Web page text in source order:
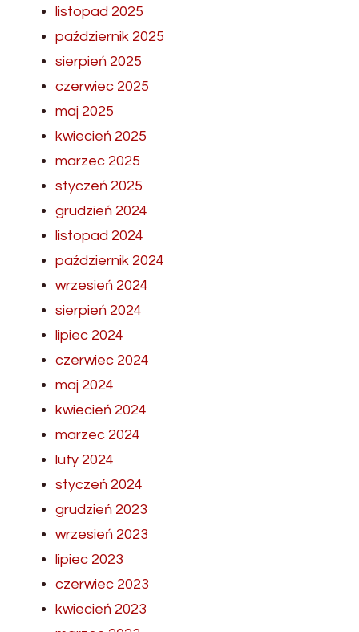
listopad 2025
październik 2025
sierpień 2025
czerwiec 2025
maj 2025
kwiecień 2025
marzec 2025
styczeń 2025
grudzień 2024
listopad 2024
październik 2024
wrzesień 2024
sierpień 2024
lipiec 2024
czerwiec 2024
maj 2024
kwiecień 2024
marzec 2024
luty 2024
styczeń 2024
grudzień 2023
wrzesień 2023
lipiec 2023
czerwiec 2023
kwiecień 2023